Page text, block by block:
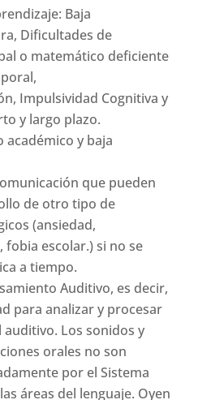
Baja
Dificultades de
o matemático deficiente
Impulsividad Cognitiva y
y largo plazo.
y baja
que pueden
de otro tipo de
(ansiedad,
escolar.) si no se
a tiempo.
Auditivo, es decir,
para analizar y procesar
Los sonidos y
orales no son
por el Sistema
áreas del lenguaje. Oyen